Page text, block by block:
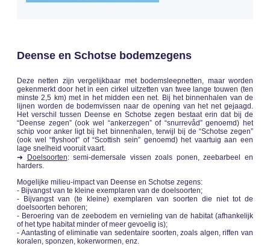
Deense en Schotse bodemzegens
Deze netten zijn vergelijkbaar met bodemsleepnetten, maar worden
gekenmerkt door het in een cirkel uitzetten van twee lange touwen (ten
minste 2,5 km) met in het midden een net. Bij het binnenhalen van de
lijnen worden de bodemvissen naar de opening van het net gejaagd.
Het verschil tussen Deense en Schotse zegen bestaat erin dat bij de
“Deense zegen” (ook wel “ankerzegen” of “snurrevåd” genoemd) het
schip voor anker ligt bij het binnenhalen, terwijl bij de “Schotse zegen”
(ook wel “flyshoot” of “Scottish sein” genoemd) het vaartuig aan een
lage snelheid vooruit vaart.
➜
Doelsoorten: semi-demersale vissen zoals ponen, zeebarbeel en
harders.
Mogelijke milieu-impact van Deense en Schotse zegens:
- Bijvangst van te kleine exemplaren van de doelsoorten;
- Bijvangst van (te kleine) exemplaren van soorten die niet tot de
doelsoorten behoren;
- Beroering van de zeebodem en vernieling van de habitat (afhankelijk
of het type habitat minder of meer gevoelig is);
- Aantasting of eliminatie van sedentaire soorten, zoals algen, riffen van
koralen, sponzen, kokerwormen, enz.